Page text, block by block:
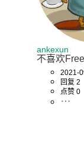
ankexun
不喜欢
2021-
回复 2
点赞 0